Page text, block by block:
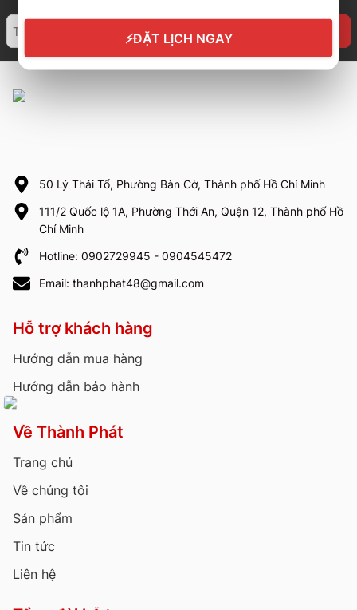
⚡ĐẶT LỊCH NGAY
50 Lý Thái Tổ, Phường Bàn Cờ, Thành phố Hồ Chí Minh
111/2 Quốc lộ 1A, Phường Thới An, Quận 12, Thành phố Hồ
Chí Minh
Hotline: 0902729945 - 0904545472
Email: thanhphat48@gmail.com
Hỗ trợ khách hàng
Hướng dẫn mua hàng
Hướng dẫn bảo hành
Về Thành Phát
Trang chủ
Về chúng tôi
Sản phẩm
Tin tức
Liên hệ